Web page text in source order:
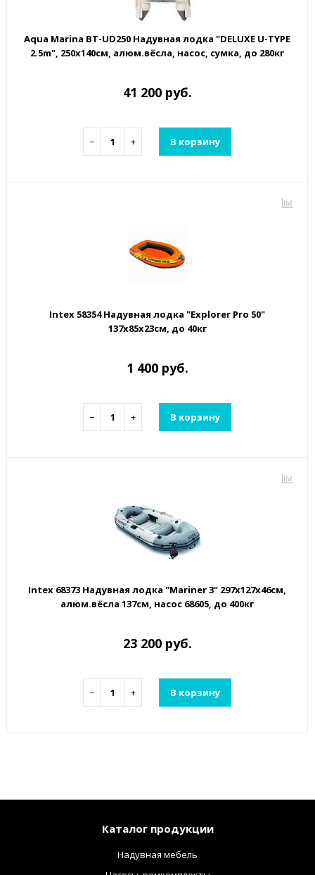
Aqua Marina BT-UD250 Надувная лодка "DELUXE U-TYPE
2.5m", 250х140см, алюм.вёсла, насос, сумка, до 280кг
41 200 руб.
− + В корзину
Intex 58354 Надувная лодка "Explorer Pro 50"
137х85х23см, до 40кг
1 400 руб.
− + В корзину
Intex 68373 Надувная лодка "Mariner 3" 297х127х46см,
алюм.вёсла 137см, насос 68605, до 400кг
23 200 руб.
− + В корзину
Каталог продукции
Надувная мебель